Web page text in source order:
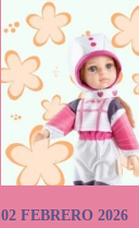
02 FEBRERO 2026